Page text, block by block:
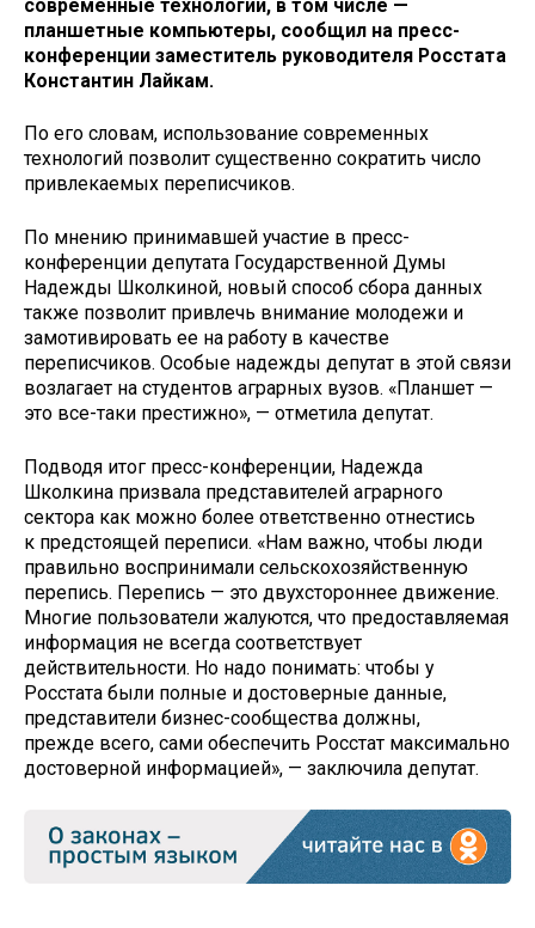
современные технологии, в том числе —
планшетные компьютеры, сообщил на пресс-
конференции заместитель руководителя Росстата
Константин Лайкам.
По его словам, использование современных
технологий позволит существенно сократить число
привлекаемых переписчиков.
По мнению принимавшей участие в пресс-
конференции депутата Государственной Думы
Надежды Школкиной, новый способ сбора данных
также позволит привлечь внимание молодежи и
замотивировать ее на работу в качестве
переписчиков. Особые надежды депутат в этой связи
возлагает на студентов аграрных вузов. «Планшет —
это все-таки престижно», — отметила депутат.
Подводя итог пресс-конференции, Надежда
Школкина призвала представителей аграрного
сектора как можно более ответственно отнестись
к предстоящей переписи. «Нам важно, чтобы люди
правильно воспринимали сельскохозяйственную
перепись. Перепись — это двухстороннее движение.
Многие пользователи жалуются, что предоставляемая
информация не всегда соответствует
действительности. Но надо понимать: чтобы у
Росстата были полные и достоверные данные,
представители бизнес-сообщества должны,
прежде всего, сами обеспечить Росстат максимально
достоверной информацией», — заключила депутат.